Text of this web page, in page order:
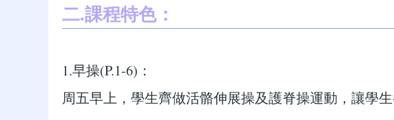
二.課程特色：
1.早操(P.1-6)：
周五早上，學生齊做活骼伸展操及護脊操運動，讓學生